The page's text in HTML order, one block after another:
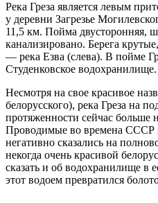
Река Греза является левым
у деревни Загрезье
11,5 км. Пойма двусторонняя,
канализировано. Берега
— река Езва (слева). В пойме
Студенковское водохранилище.
Несмотря на свое красивое
белорусского), река Греза на
протяженности сейчас больше
Проводимые во времена СССР
негативно сказались на
некогда очень красивой
сказать и об водохранилище в
этот водоем превратился